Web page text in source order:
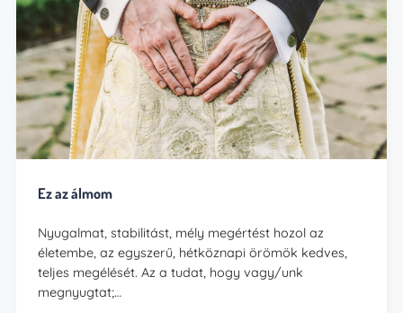
Ez az álmom
Nyugalmat, stabilitást, mély megértést hozol az
életembe, az egyszerű, hétköznapi örömök kedves,
teljes megélését. Az a tudat, hogy vagy/unk
megnyugtat;…